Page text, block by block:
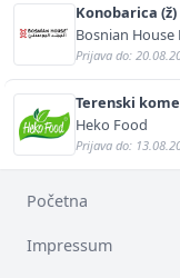
Konobarica (ž)
Bosnian
Prijava do:
Terenski
Heko Food
Prijava do:
Početna
Impressum